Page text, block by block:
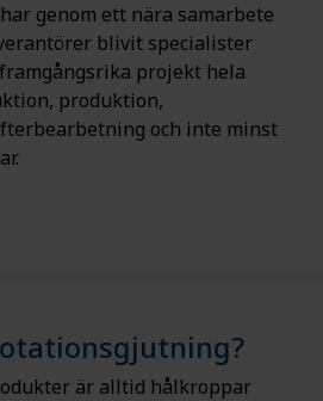
genom ett nära samarbete
blivit specialister
projekt hela
produktion,
och inte minst
är alltid hålkroppar